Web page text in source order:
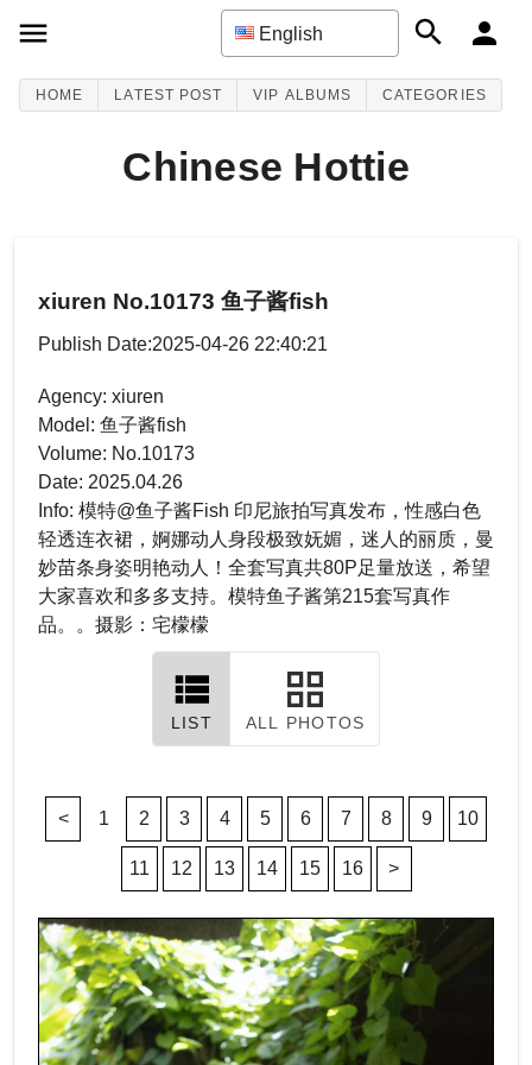
English
HOME LATEST POST VIP ALBUMS CATEGORIES
Chinese Hottie
xiuren No.10173 鱼子酱fish
Publish Date:2025-04-26 22:40:21
Agency: xiuren
Model: 鱼子酱fish
Volume: No.10173
Date: 2025.04.26
Info: 模特@鱼子酱Fish 印尼旅拍写真发布，性感白色
轻透连衣裙，婀娜动人身段极致妩媚，迷人的丽质，曼
妙苗条身姿明艳动人！全套写真共80P足量放送，希望
大家喜欢和多多支持。模特鱼子酱第215套写真作
品。。摄影：宅檬檬
LIST ALL PHOTOS
< 1 2 3 4 5 6 7 8 9 10
11 12 13 14 15 16 >